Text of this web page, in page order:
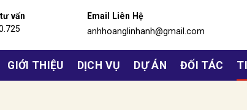
vấn
Email Liên Hệ
anhhoanglinhanh@gmail.com
GIỚI THIỆU DỊCH VỤ DỰ ÁN ĐỐI TÁC